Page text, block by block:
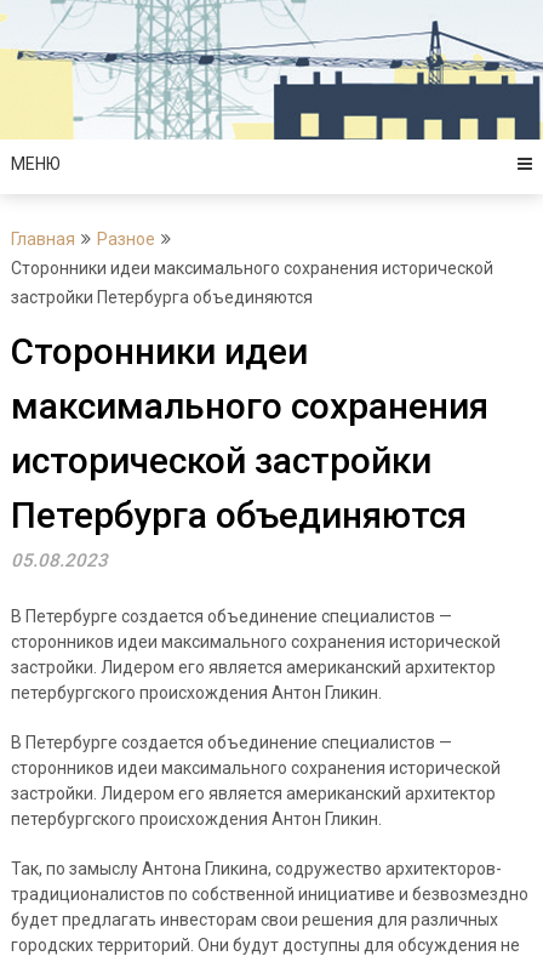
Перейти
содержимому
МЕНЮ
Главная
Разное
Сторонники идеи максимального сохранения исторической
застройки Петербурга объединяются
Сторонники идеи
максимального сохранения
исторической застройки
Петербурга объединяются
05.08.2023
В Петербурге создается объединение специалистов —
сторонников идеи максимального сохранения исторической
застройки. Лидером его является американский архитектор
петербургского происхождения Антон Гликин.
В Петербурге создается объединение специалистов —
сторонников идеи максимального сохранения исторической
застройки. Лидером его является американский архитектор
петербургского происхождения Антон Гликин.
Так, по замыслу Антона Гликина, содружество архитекторов-
традиционалистов по собственной инициативе и безвозмездно
будет предлагать инвесторам свои решения для различных
городских территорий. Они будут доступны для обсуждения не